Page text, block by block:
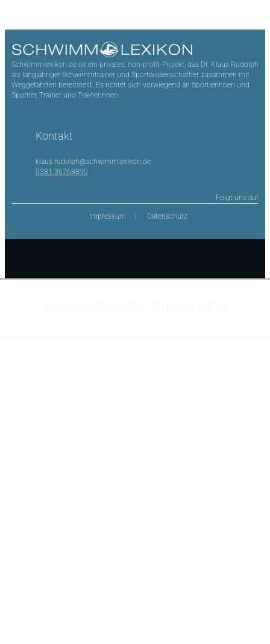
Schwimmlexikon.de ist ein privates, non-profit-Projekt, das Dr. Klaus Rudolph
als langjähriger Schwimmtrainer und Sportwissenschaftler zusammen mit
Weggefährten bereitstellt. Es richtet sich vorwiegend an Sportlerinnen und
Sportler, Trainer und Trainerinnen.
Kontakt
klaus.rudolph@schwimmlexikon.de
0381 36768890
Folgt uns auf
Impressum Datenschutz